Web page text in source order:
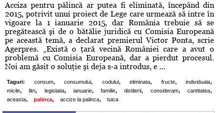
Acciza pentru pălincă ar putea fi eliminată, începând din
2015, potrivit unui proiect de Lege care urmează să intre în
vigoare la 1 ianuarie 2015, dar România trebuie să se
pregătească şi de o bătălie juridică cu Comisia Europeană
pe această temă, a declarat premierul Victor Ponta, scrie
Agerpres. „Există o ţară vecină României care a avut o
problemă cu Comisia Europeană, dar a pierdut procesul.
Noi am găsit o soluţie şi deja s-a introdus, e ...
Taguri: consum, consumului, codului, eliminata, fructe, individuala,
micile, litri, legislatia, ianuarie, familie, distilerii, consideram, cantitatea,
aceasta, palinca, accize la palinca, tuica